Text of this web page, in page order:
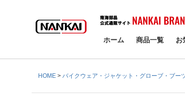
検索
ホーム 商品一覧 お
HOME バイクウェア・ジャケット・グローブ・ブー